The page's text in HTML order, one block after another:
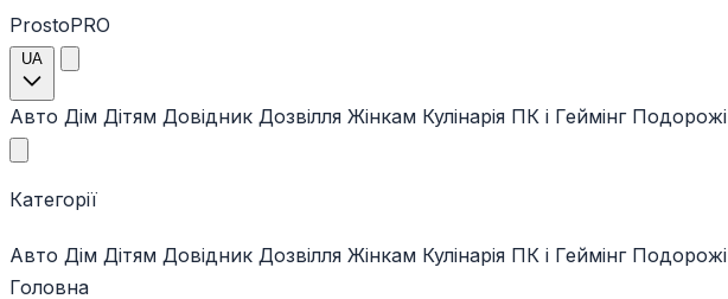
ProstoPRO
UA
Авто Дім Дітям Довідник Дозвілля Жінкам Кулінарія ПК і Геймінг Подорожі
Категорії
Авто Дім Дітям Довідник Дозвілля Жінкам Кулінарія ПК і Геймінг Подорожі
Головна